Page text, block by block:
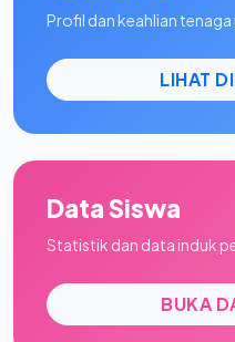
Profil dan keahlian
LIHAT
Data Siswa
Statistik dan data induk
BUKA